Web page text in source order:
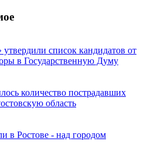
список кандидатов от
в Государственную Думу
количество пострадавших
область
в Ростове - над городом